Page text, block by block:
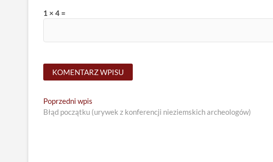
1 × 4 =
Nawigacja
wpisu
Poprzedni wpis
post:
Błąd początku (urywek z konferencji nieziemskich archeologów)